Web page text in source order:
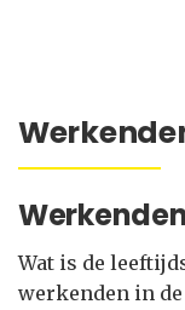
Wat is de
werkenden in